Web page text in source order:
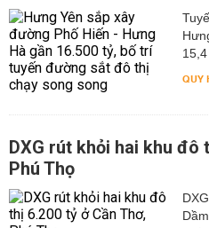
QUY
DXG rút khỏi hai khu đô
Phú Thọ